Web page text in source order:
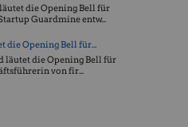
läutet die Opening Bell für
Guardmine entw...
die Opening Bell für...
läutet die Opening Bell für
von fir...